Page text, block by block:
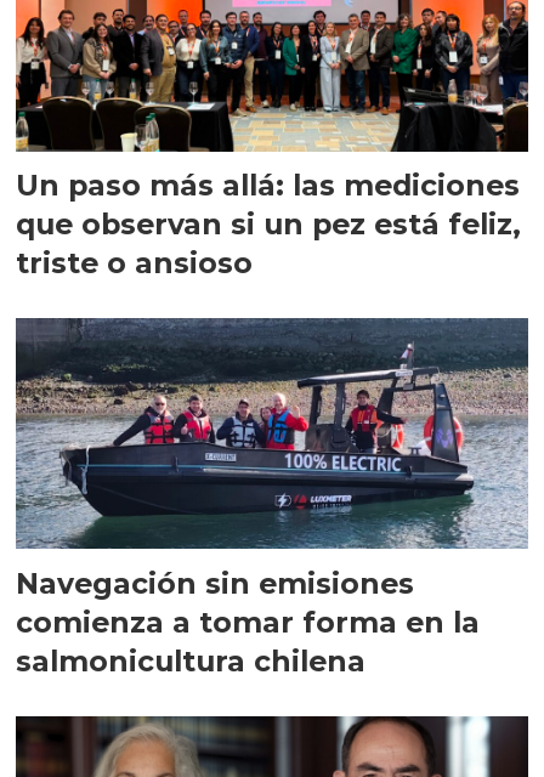
Un paso más allá: las mediciones
que observan si un pez está feliz,
triste o ansioso
Navegación sin emisiones
comienza a tomar forma en la
salmonicultura chilena